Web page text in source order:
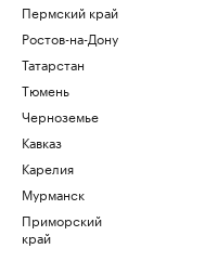
Пермский край
Ростов-на-Дону
Татарстан
Тюмень
Черноземье
Кавказ
Карелия
Мурманск
Приморский
край